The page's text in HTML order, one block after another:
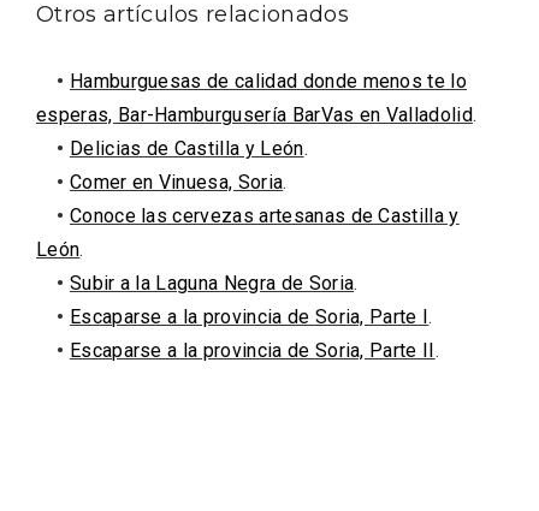
Otros artículos relacionados
• Hamburguesas de calidad donde menos te lo
esperas, Bar-Hamburgusería BarVas en Valladolid.
• Delicias de Castilla y León.
• Comer en Vinuesa, Soria.
• Conoce las cervezas artesanas de Castilla y
León.
• Subir a la Laguna Negra de Soria.
• Escaparse a la provincia de Soria, Parte I.
• Escaparse a la provincia de Soria, Parte II .
VII Feria del Vino de Sotillo 2026 ‘Sotillo,
el Vino y Yo’